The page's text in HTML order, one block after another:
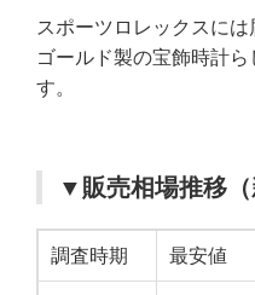
スポーツロレックスに
ゴールド製の宝飾時計
す。
▼販売相場推移（
調査時期 最安値